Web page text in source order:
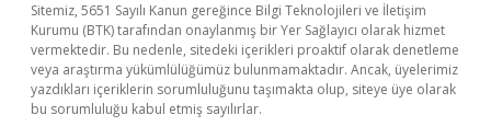
Sitemiz, 5651 Sayılı Kanun gereğince Bilgi Teknolojileri ve İletişim
Kurumu (BTK) tarafından onaylanmış bir Yer Sağlayıcı olarak hizmet
vermektedir. Bu nedenle, sitedeki içerikleri proaktif olarak denetleme
veya araştırma yükümlülüğümüz bulunmamaktadır. Ancak, üyelerimiz
yazdıkları içeriklerin sorumluluğunu taşımakta olup, siteye üye olarak
bu sorumluluğu kabul etmiş sayılırlar.